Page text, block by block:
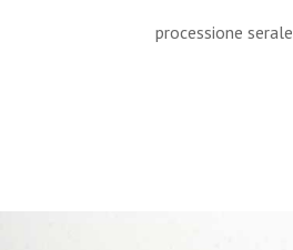
processione serale